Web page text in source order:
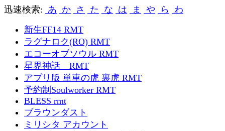
迅速検索: あ か さ た な は ま や ら わ
新生FF14 RMT
ラグナロク(RO) RMT
エコーオブソウル RMT
星界神話 RMT
アプリ版 単車の虎 裏虎 RMT
予約制Soulworker RMT
BLESS rmt
ブラウンダスト
ミリシタ アカウント